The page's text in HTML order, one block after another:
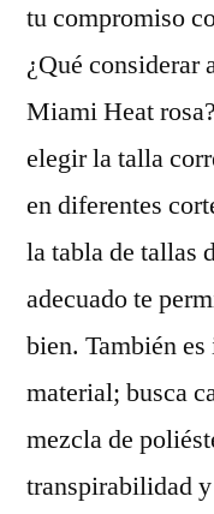
tu compromiso
¿Qué considerar
Miami Heat
elegir la talla
en diferentes
la tabla de tallas
adecuado te
bien. También
material; busca
mezcla de
transpirabilidad